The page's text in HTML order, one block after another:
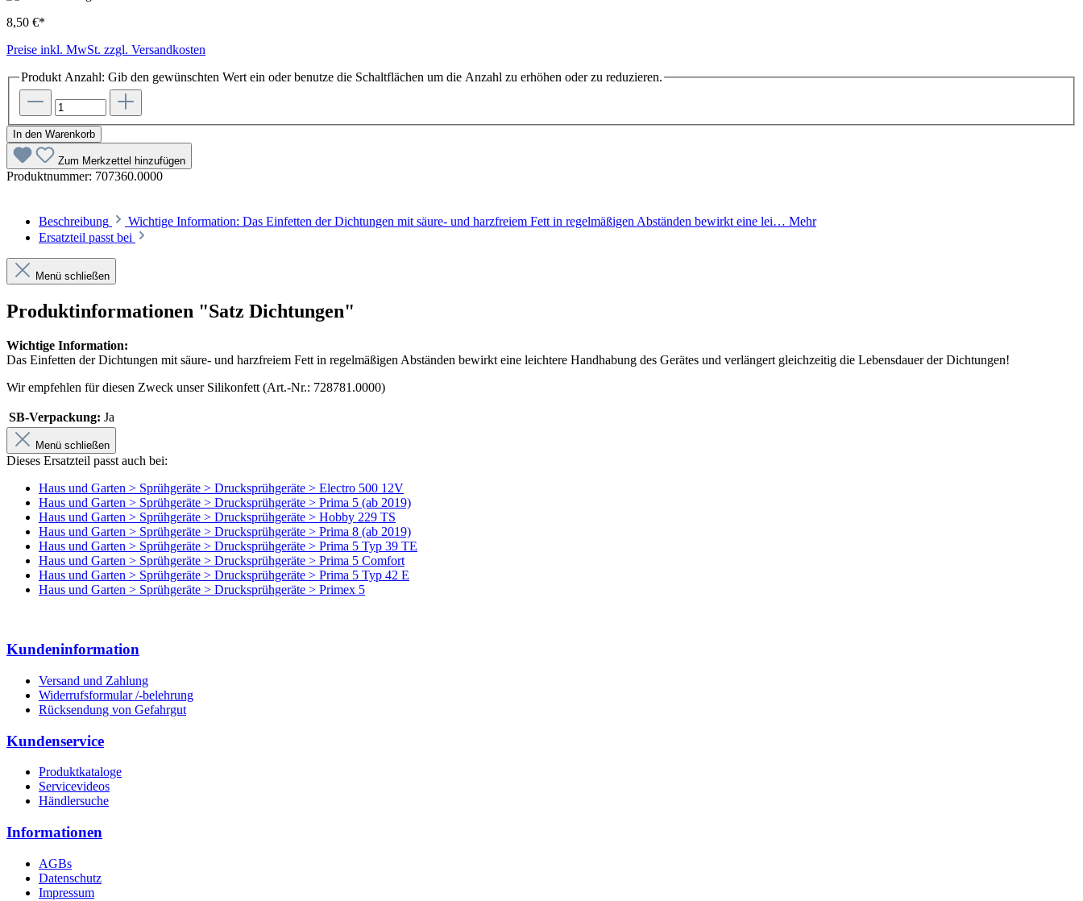
8,50 €*
Preise inkl. MwSt. zzgl. Versandkosten
Produkt Anzahl: Gib den gewünschten Wert ein oder benutze die Schaltflächen um die Anzahl zu erhöhen oder zu reduzieren.
In den Warenkorb
Zum Merkzettel hinzufügen
Produktnummer: 707360.0000
Beschreibung Wichtige Information: Das Einfetten der Dichtungen mit säure- und harzfreiem Fett in regelmäßigen Abständen bewirkt eine lei… Mehr
Ersatzteil passt bei
Menü schließen
Produktinformationen "Satz Dichtungen"
Wichtige Information:
Das Einfetten der Dichtungen mit säure- und harzfreiem Fett in regelmäßigen Abständen bewirkt eine leichtere Handhabung des Gerätes und verlängert gleichzeitig die Lebensdauer der Dichtungen!
Wir empfehlen für diesen Zweck unser Silikonfett (Art.-Nr.: 728781.0000)
SB-Verpackung: Ja
Menü schließen
Dieses Ersatzteil passt auch bei:
Haus und Garten > Sprühgeräte > Drucksprühgeräte > Electro 500 12V
Haus und Garten > Sprühgeräte > Drucksprühgeräte > Prima 5 (ab 2019)
Haus und Garten > Sprühgeräte > Drucksprühgeräte > Hobby 229 TS
Haus und Garten > Sprühgeräte > Drucksprühgeräte > Prima 8 (ab 2019)
Haus und Garten > Sprühgeräte > Drucksprühgeräte > Prima 5 Typ 39 TE
Haus und Garten > Sprühgeräte > Drucksprühgeräte > Prima 5 Comfort
Haus und Garten > Sprühgeräte > Drucksprühgeräte > Prima 5 Typ 42 E
Haus und Garten > Sprühgeräte > Drucksprühgeräte > Primex 5
Kundeninformation
Versand und Zahlung
Widerrufsformular /-belehrung
Rücksendung von Gefahrgut
Kundenservice
Produktkataloge
Servicevideos
Händlersuche
Informationen
AGBs
Datenschutz
Impressum